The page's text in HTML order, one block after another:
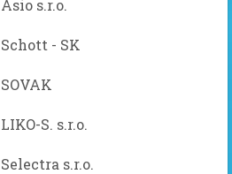
Asio s.r.o.
Schott - SK
SOVAK
LIKO-S. s.r.o.
Selectra s.r.o.